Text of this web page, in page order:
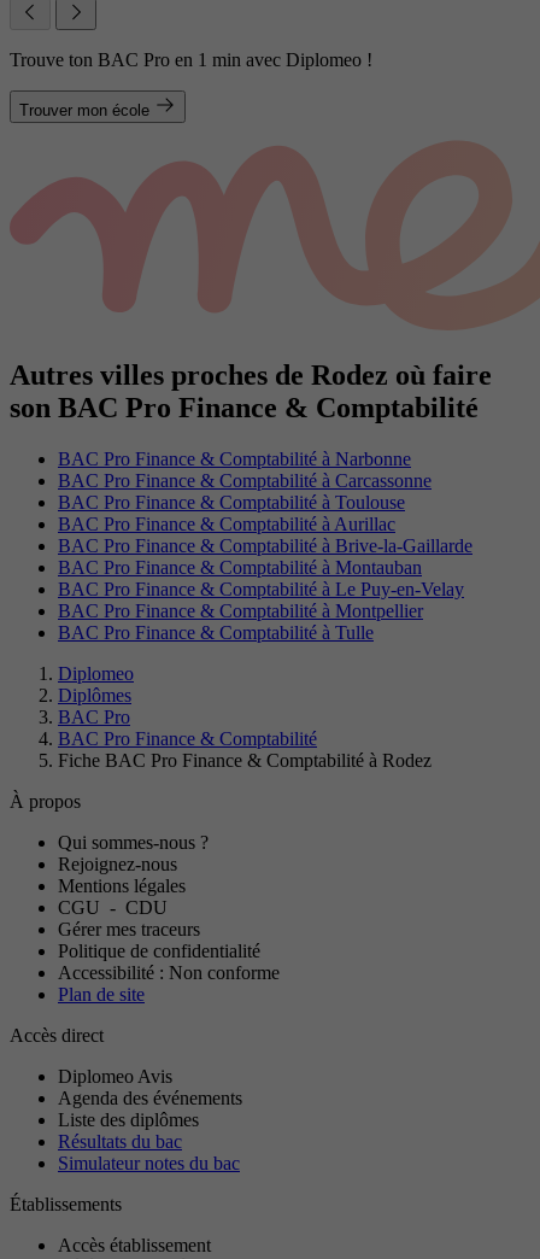
Trouve ton BAC Pro en 1 min avec Diplomeo !
Trouver mon école
Autres villes proches de Rodez où faire
son BAC Pro Finance & Comptabilité
BAC Pro Finance & Comptabilité à Narbonne
BAC Pro Finance & Comptabilité à Carcassonne
BAC Pro Finance & Comptabilité à Toulouse
BAC Pro Finance & Comptabilité à Aurillac
BAC Pro Finance & Comptabilité à Brive-la-Gaillarde
BAC Pro Finance & Comptabilité à Montauban
BAC Pro Finance & Comptabilité à Le Puy-en-Velay
BAC Pro Finance & Comptabilité à Montpellier
BAC Pro Finance & Comptabilité à Tulle
Diplomeo
Diplômes
BAC Pro
BAC Pro Finance & Comptabilité
Fiche BAC Pro Finance & Comptabilité à Rodez
À propos
Qui sommes-nous ?
Rejoignez-nous
Mentions légales
CGU - CDU
Gérer mes traceurs
Politique de confidentialité
Accessibilité : Non conforme
Plan de site
Accès direct
Diplomeo Avis
Agenda des événements
Liste des diplômes
Résultats du bac
Simulateur notes du bac
Établissements
Accès établissement